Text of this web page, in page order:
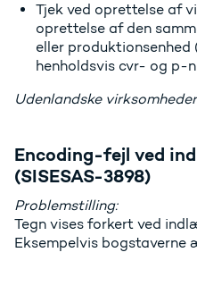
Tjek ved oprettelse af
oprettelse af den
eller produktionsenhed
henholdsvis cvr- og p-
Udenlandske
Encoding-fejl ved
(SISESAS-3898)
Problemstilling:
Tegn vises forkert ved
Eksempelvis bogstaverne